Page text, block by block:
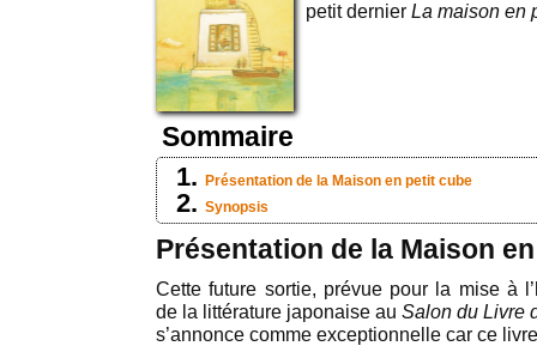
petit dernier La maison en
Sommaire
Présentation de la Maison en petit cube
Synopsis
Présentation de la Maison
Cette future sortie, prévue pour la mise à
de la littérature japonaise au Salon du Livre
s’annonce comme exceptionnelle car ce